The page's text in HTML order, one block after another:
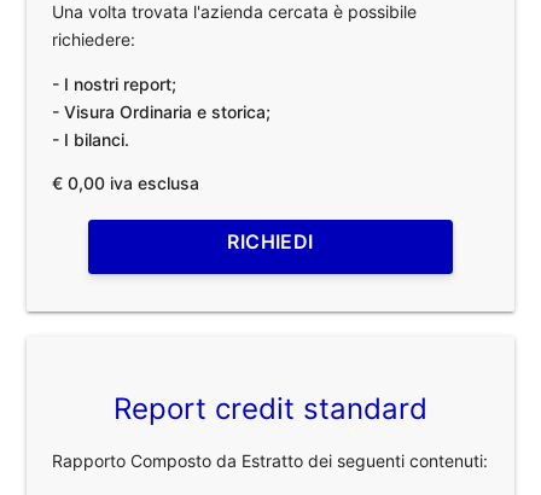
Una volta trovata l'azienda cercata è possibile
richiedere:
- I nostri report;
- Visura Ordinaria e storica;
- I bilanci.
€ 0,00 iva esclusa
RICHIEDI
Report credit standard
Rapporto Composto da Estratto dei seguenti contenuti: